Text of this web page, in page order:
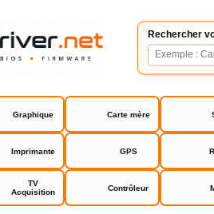
Rechercher
Graphique Carte mère
Imprimante GPS
TV
Acquisition
Contrôleur
Intel WiFi Drivers WiFi 6 WiFi 7
Intel WiFi Drivers WiFi 6 WiFi 7